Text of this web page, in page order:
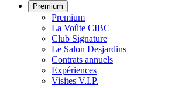
Premium
Premium
La Voûte CIBC
Club Signature
Le Salon Desjardins
Contrats annuels
Expériences
Visites V.I.P.